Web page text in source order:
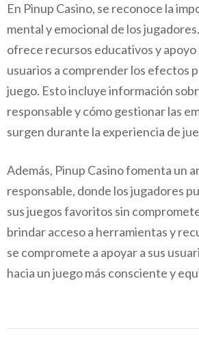
En Pinup Casino, se reconoce la
mental y emocional de los
ofrece recursos educativos y apoyo
usuarios a comprender los efectos
juego. Esto incluye información
responsable y cómo gestionar las
surgen durante la experiencia de
Además, Pinup Casino fomenta un
responsable, donde los jugadores
sus juegos favoritos sin
brindar acceso a herramientas y
se compromete a apoyar a sus
hacia un juego más consciente y